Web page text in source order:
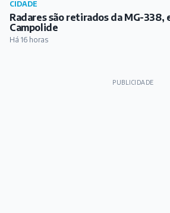
CIDADE
Radares são retirados da MG-338,
Campolide
Há 16 horas
PUBLICIDADE